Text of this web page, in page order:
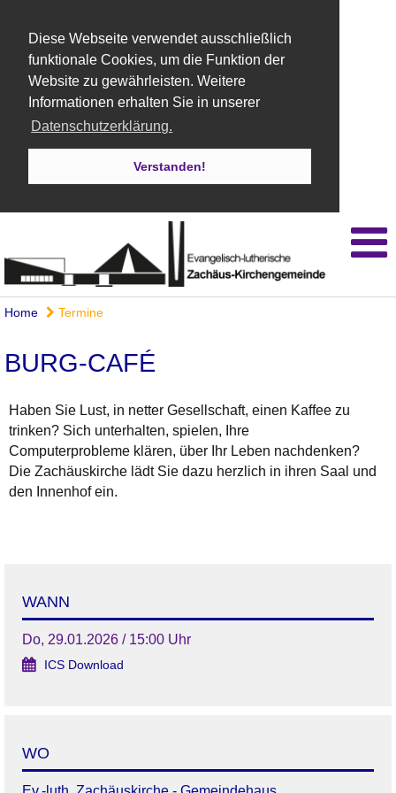
Diese Webseite verwendet ausschließlich
funktionale Cookies, um die Funktion der
Website zu gewährleisten. Weitere
Informationen erhalten Sie in unserer
Datenschutzerklärung.
Verstanden!
Home Termine
BURG-CAFÉ
Haben Sie Lust, in netter Gesellschaft, einen Kaffee zu
trinken? Sich unterhalten, spielen, Ihre
Computerprobleme klären, über Ihr Leben nachdenken?
Die Zachäuskirche lädt Sie dazu herzlich in ihren Saal und
den Innenhof ein.
WANN
Do, 29.01.2026 / 15:00 Uhr
ICS Download
WO